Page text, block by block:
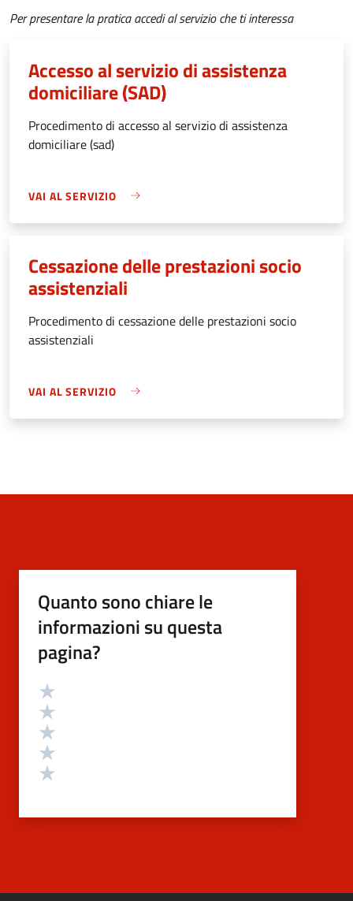
Per presentare la pratica accedi al servizio che ti interessa
Accesso al servizio di assistenza
domiciliare (SAD)
Procedimento di accesso al servizio di assistenza
domiciliare (sad)
VAI AL SERVIZIO
Cessazione delle prestazioni socio
assistenziali
Procedimento di cessazione delle prestazioni socio
assistenziali
VAI AL SERVIZIO
Quanto sono chiare le
informazioni su questa
pagina?
Valutazione